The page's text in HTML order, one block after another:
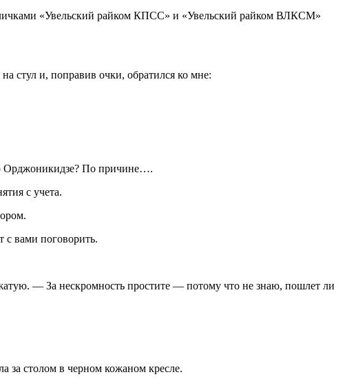
«Увельский райком КПСС» и «Увельский райком ВЛКСМ»
стул и, поправив очки, обратился ко мне:
Орджоникидзе? По причине….
с учета.
вами поговорить.
— За нескромность простите — потому что не знаю, пошлет ли
за столом в черном кожаном кресле.